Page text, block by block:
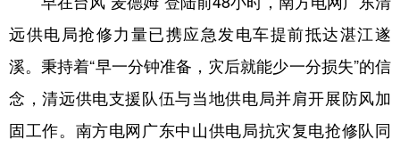
远供电局抢修力量已携应急发电车提前抵达湛江遂
溪。秉持着“早一分钟准备，灾后就能少一分损失”的信
念，清远供电支援队伍与当地供电局并肩开展防风加
固工作。南方电网广东中山供电局抗灾复电抢修队同